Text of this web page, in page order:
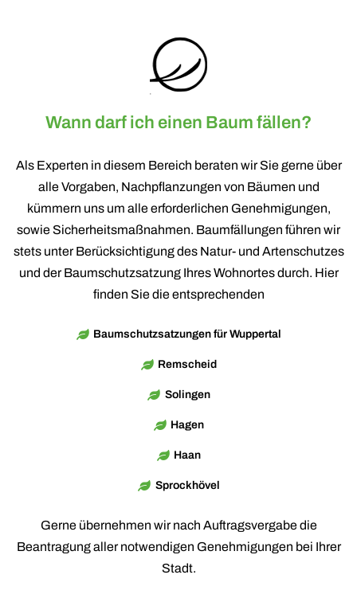
Wann darf ich einen Baum fällen?
Als Experten in diesem Bereich beraten wir Sie gerne über
alle Vorgaben, Nachpflanzungen von Bäumen und
kümmern uns um alle erforderlichen Genehmigungen,
sowie Sicherheitsmaßnahmen. Baumfällungen führen wir
stets unter Berücksichtigung des Natur- und Artenschutzes
und der Baumschutzsatzung Ihres Wohnortes durch. Hier
finden Sie die entsprechenden
Baumschutzsatzungen für Wuppertal
Remscheid
Solingen
Hagen
Haan
Sprockhövel
Gerne übernehmen wir nach Auftragsvergabe die
Beantragung aller notwendigen Genehmigungen bei Ihrer
Stadt.